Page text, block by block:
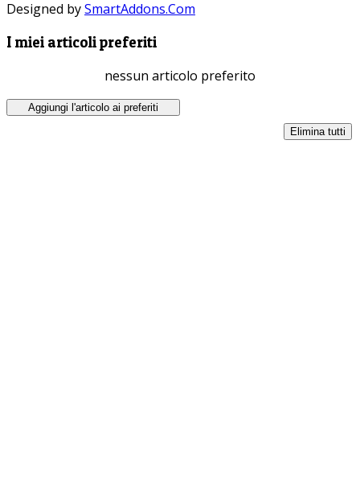
Designed bySmartAddons.Com
I miei articoli preferiti
nessun articolo preferito